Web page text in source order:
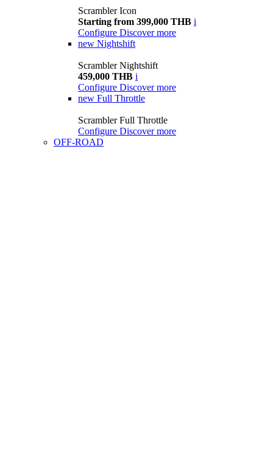
Scrambler Icon
Starting from 399,000 THB i
Configure Discover more
new Nightshift
Scrambler Nightshift
459,000 THB i
Configure Discover more
new Full Throttle
Scrambler Full Throttle
Configure Discover more
OFF-ROAD